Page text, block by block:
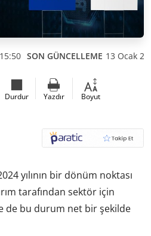
SON GÜNCELLEME 13 Ocak
Durdur Yazdır Boyut
yılının bir dönüm noktası
tarafından sektör için
de bu durum net bir şekilde